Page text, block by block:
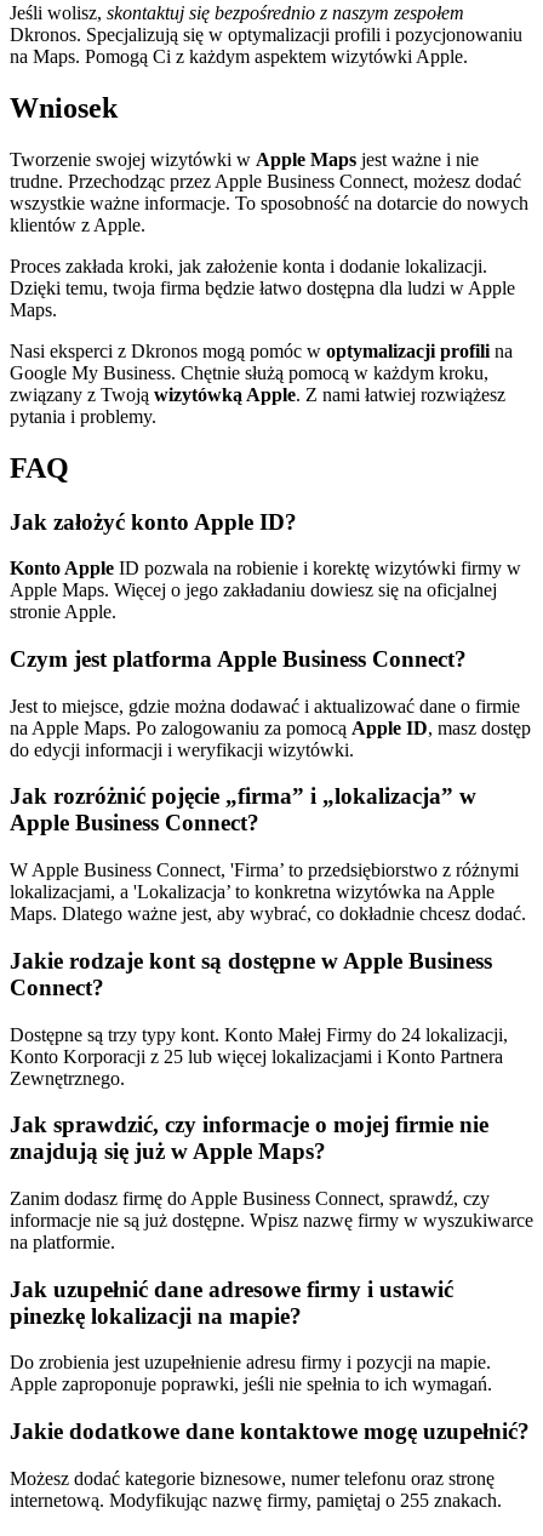
Jeśli wolisz, skontaktuj się bezpośrednio z naszym zespołem
Dkronos. Specjalizują się w optymalizacji profili i pozycjonowaniu
na Maps. Pomogą Ci z każdym aspektem wizytówki Apple.
Wniosek
Tworzenie swojej wizytówki w Apple Maps jest ważne i nie
trudne. Przechodząc przez Apple Business Connect, możesz dodać
wszystkie ważne informacje. To sposobność na dotarcie do nowych
klientów z Apple.
Proces zakłada kroki, jak założenie konta i dodanie lokalizacji.
Dzięki temu, twoja firma będzie łatwo dostępna dla ludzi w Apple
Maps.
Nasi eksperci z Dkronos mogą pomóc w optymalizacji profili na
Google My Business. Chętnie służą pomocą w każdym kroku,
związany z Twoją wizytówką Apple. Z nami łatwiej rozwiążesz
pytania i problemy.
FAQ
Jak założyć konto Apple ID?
Konto Apple ID pozwala na robienie i korektę wizytówki firmy w
Apple Maps. Więcej o jego zakładaniu dowiesz się na oficjalnej
stronie Apple.
Czym jest platforma Apple Business Connect?
Jest to miejsce, gdzie można dodawać i aktualizować dane o firmie
na Apple Maps. Po zalogowaniu za pomocą Apple ID, masz dostęp
do edycji informacji i weryfikacji wizytówki.
Jak rozróżnić pojęcie „firma” i „lokalizacja” w
Apple Business Connect?
W Apple Business Connect, 'Firma’ to przedsiębiorstwo z różnymi
lokalizacjami, a 'Lokalizacja’ to konkretna wizytówka na Apple
Maps. Dlatego ważne jest, aby wybrać, co dokładnie chcesz dodać.
Jakie rodzaje kont są dostępne w Apple Business
Connect?
Dostępne są trzy typy kont. Konto Małej Firmy do 24 lokalizacji,
Konto Korporacji z 25 lub więcej lokalizacjami i Konto Partnera
Zewnętrznego.
Jak sprawdzić, czy informacje o mojej firmie nie
znajdują się już w Apple Maps?
Zanim dodasz firmę do Apple Business Connect, sprawdź, czy
informacje nie są już dostępne. Wpisz nazwę firmy w wyszukiwarce
na platformie.
Jak uzupełnić dane adresowe firmy i ustawić
pinezkę lokalizacji na mapie?
Do zrobienia jest uzupełnienie adresu firmy i pozycji na mapie.
Apple zaproponuje poprawki, jeśli nie spełnia to ich wymagań.
Jakie dodatkowe dane kontaktowe mogę uzupełnić?
Możesz dodać kategorie biznesowe, numer telefonu oraz stronę
internetową. Modyfikując nazwę firmy, pamiętaj o 255 znakach.